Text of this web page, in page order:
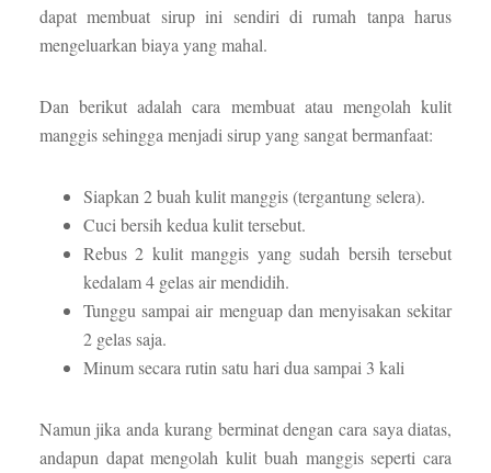
dapat membuat sirup ini sendiri di rumah tanpa harus
mengeluarkan biaya yang mahal.
Dan berikut adalah cara membuat atau mengolah kulit
manggis sehingga menjadi sirup yang sangat bermanfaat:
Siapkan 2 buah kulit manggis (tergantung selera).
Cuci bersih kedua kulit tersebut.
Rebus 2 kulit manggis yang sudah bersih tersebut
kedalam 4 gelas air mendidih.
Tunggu sampai air menguap dan menyisakan sekitar
2 gelas saja.
Minum secara rutin satu hari dua sampai 3 kali
Namun jika anda kurang berminat dengan cara saya diatas,
andapun dapat mengolah kulit buah manggis seperti cara